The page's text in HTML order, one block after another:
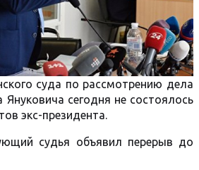
суда по рассмотрению дела
Януковича сегодня не состоялось
экс-президента.
судья объявил перерыв до